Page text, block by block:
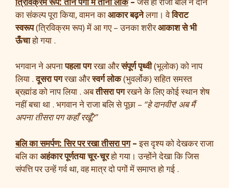
का संकल्प पूरा किया, वामन काआकार बढ़नेलगा। वेविराट
स्वरूप(त्रिविक्रम रूप) में आ गए – उनका शरीरआकाश से भी
ऊँचाहो गया .
भगवान ने अपनापहला पगरखा औरसंपूर्ण पृथ्वी(भूलोक) को नाप
लिया .दूसरा पगरखा औरस्वर्ग लोक(भुवर्लोक) सहित समस्त
ब्रह्मांड को नाप लिया . अबतीसरा पगरखने के लिए कोई स्थान शेष
नहीं बचा था . भगवान ने राजा बलि से पूछा – “हे दानवीर! अब मैं
अपना तीसरा पग कहाँ रखूँ?”
बलि का समर्पण: सिर पर रखा तीसरा पग–इस दृश्य को देखकर राजा
बलि काअहंकार पूर्णतया चूर-चूरहो गया। उन्होंने देखा कि जिस
संपत्ति पर उन्हें गर्व था, वह मात्र दो पगों में समाप्त हो गई .